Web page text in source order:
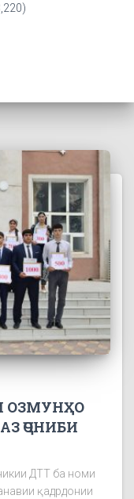
ОЗМУНҲО
ҶОНИБИ
ДТТ ба номи
қадрдонии